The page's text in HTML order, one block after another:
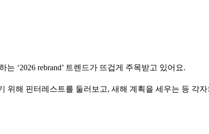
‘2026 rebrand’ 트렌드가 뜨겁게 주목받고 있어요.
위해 핀터레스트를 둘러보고, 새해 계획을 세우는 등 각